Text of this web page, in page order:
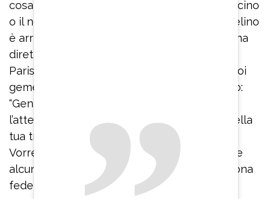
cosa è meglio per i nostri figli, sia esso il vaccino
o il non vaccino”. Dopo il servizio di Myrta Melino
è arrivata puntuale la risposta dell’ex ballerina
direttamente dai suoi profili social. Heather
Parisi ha pubblicato una foto con uno dei suoi
gemelli quando era appena nato e ha scritto:
“Gentile Myrta Merlino, ti ringrazio per
l’attenzione che mi dedichi con continuità nella
tua trasmissione Pomeriggio 5 su Canale 5.
Vorrei con questo mio intervento correggere
alcune inesattezze, fatte sicuramente in buona
fede, riportate nella puntata del 16 Aprile”.